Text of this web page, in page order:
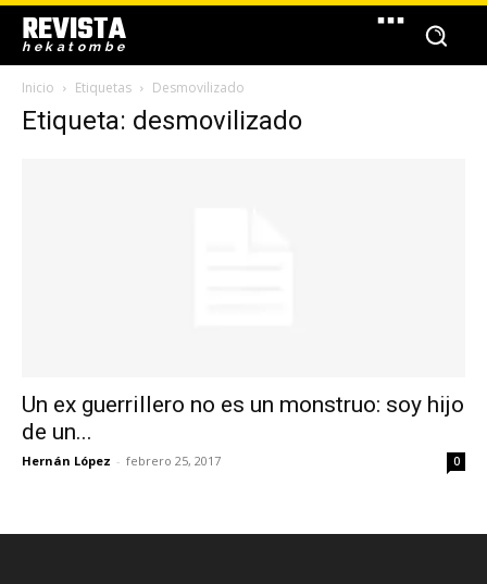
REVISTA
hekatombe
Inicio Etiquetas Desmovilizado
Etiqueta: desmovilizado
Un ex guerrillero no es un monstruo: soy hijo
de un...
Hernán López - febrero 25, 2017 0